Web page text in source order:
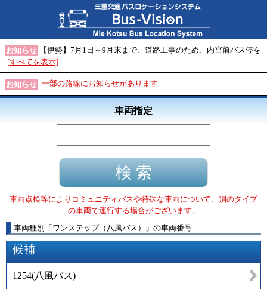
お知らせ
【伊勢】7月1日～9月末まで、道路工事のため、内宮前バス停を
[すべてを表示]
お知らせ 一部の路線にお知らせがあります
車両指定
車両点検等によりコミュニティバスや特殊な車両について、別のタイプ
の車両で運行する場合がございます。
車両種別
「 ワンステップ（八風バス） 」 の車両番号
候補
1254(八風バス)